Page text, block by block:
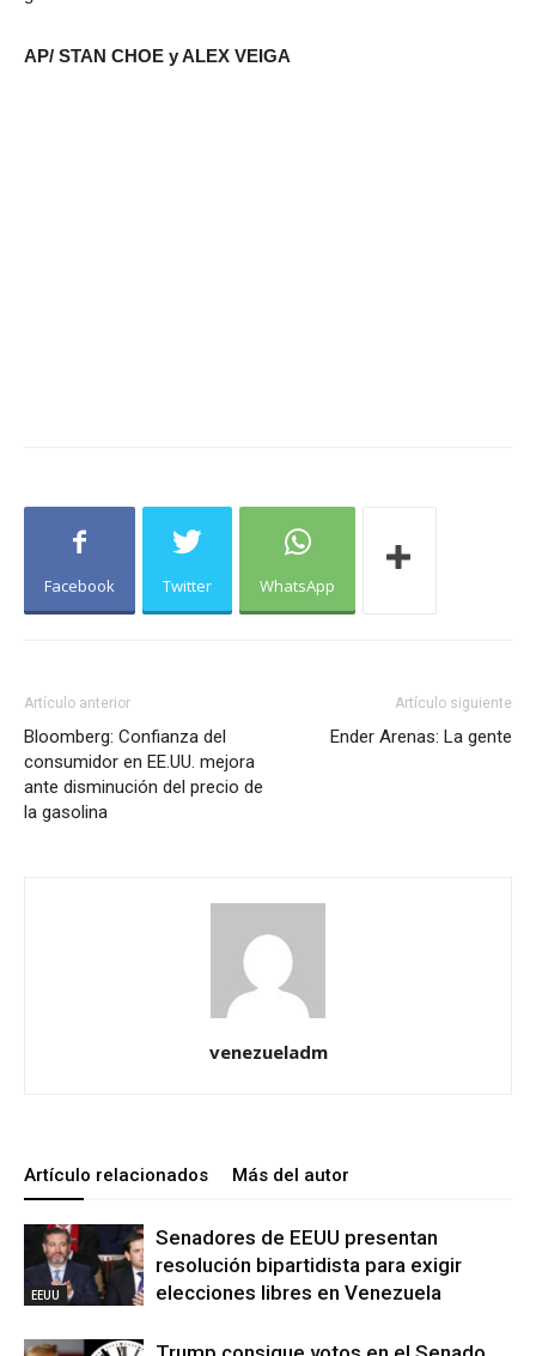
AP/ STAN CHOE y ALEX VEIGA
Facebook Twitter WhatsApp
Artículo anterior
Bloomberg: Confianza del
consumidor en EE.UU. mejora
ante disminución del precio de
la gasolina
Artículo siguiente
Ender Arenas: La gente
venezueladm
Artículo relacionados Más del autor
EEUU
Senadores de EEUU presentan
resolución bipartidista para exigir
elecciones libres en Venezuela